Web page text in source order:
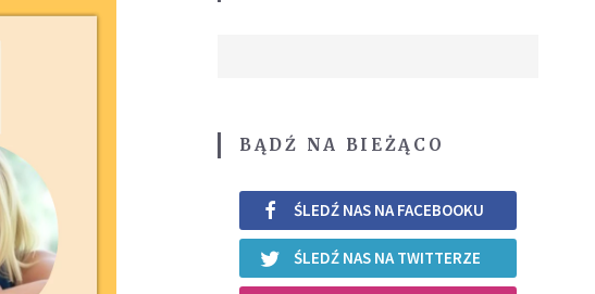
BĄDŹ NA BIEŻĄCO
ŚLEDŹ NAS NA FACEBOOKU
ŚLEDŹ NAS NA TWITTERZE